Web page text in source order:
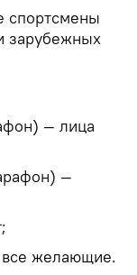
спортсмены
зарубежных
— лица
—
все желающие.